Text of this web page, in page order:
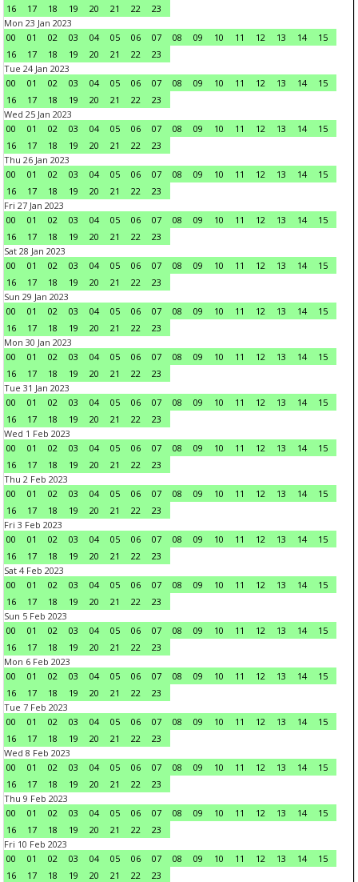
16
17 18 19 20 21 22
23
Mon 23 Jan 2023
00
01 02 03 04 05 06 07 08 09 10 11 12 13 14
15
16
17 18 19 20 21 22
23
Tue 24 Jan 2023
00
01 02 03 04 05 06 07 08 09 10 11 12 13 14
15
16
17 18 19 20 21 22
23
Wed 25 Jan 2023
00
01 02 03 04 05 06 07 08 09 10 11 12 13 14
15
16
17 18 19 20 21 22
23
Thu 26 Jan 2023
00
01 02 03 04 05 06 07 08 09 10 11 12 13 14
15
16
17 18 19 20 21 22
23
Fri 27 Jan 2023
00
01 02 03 04 05 06 07 08 09 10 11 12 13 14
15
16
17 18 19 20 21 22
23
Sat 28 Jan 2023
00
01 02 03 04 05 06 07 08 09 10 11 12 13 14
15
16
17 18 19 20 21 22
23
Sun 29 Jan 2023
00
01 02 03 04 05 06 07 08 09 10 11 12 13 14
15
16
17 18 19 20 21 22
23
Mon 30 Jan 2023
00
01 02 03 04 05 06 07 08 09 10 11 12 13 14
15
16
17 18 19 20 21 22
23
Tue 31 Jan 2023
00
01 02 03 04 05 06 07 08 09 10 11 12 13 14
15
16
17 18 19 20 21 22
23
Wed 1 Feb 2023
00
01 02 03 04 05 06 07 08 09 10 11 12 13 14
15
16
17 18 19 20 21 22
23
Thu 2 Feb 2023
00
01 02 03 04 05 06 07 08 09 10 11 12 13 14
15
16
17 18 19 20 21 22
23
Fri 3 Feb 2023
00
01 02 03 04 05 06 07 08 09 10 11 12 13 14
15
16
17 18 19 20 21 22
23
Sat 4 Feb 2023
00
01 02 03 04 05 06 07 08 09 10 11 12 13 14
15
16
17 18 19 20 21 22
23
Sun 5 Feb 2023
00
01 02 03 04 05 06 07 08 09 10 11 12 13 14
15
16
17 18 19 20 21 22
23
Mon 6 Feb 2023
00
01 02 03 04 05 06 07 08 09 10 11 12 13 14
15
16
17 18 19 20 21 22
23
Tue 7 Feb 2023
00
01 02 03 04 05 06 07 08 09 10 11 12 13 14
15
16
17 18 19 20 21 22
23
Wed 8 Feb 2023
00
01 02 03 04 05 06 07 08 09 10 11 12 13 14
15
16
17 18 19 20 21 22
23
Thu 9 Feb 2023
00
01 02 03 04 05 06 07 08 09 10 11 12 13 14
15
16
17 18 19 20 21 22
23
Fri 10 Feb 2023
00
01 02 03 04 05 06 07 08 09 10 11 12 13 14
15
16
17 18 19 20 21 22
23